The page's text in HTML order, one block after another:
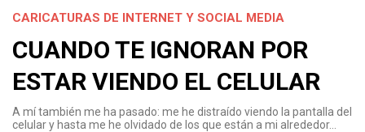
CARICATURAS DE INTERNET Y SOCIAL MEDIA
CUANDO TE IGNORAN POR
ESTAR VIENDO EL CELULAR
A mí también me ha pasado: me he distraído viendo la pantalla del
celular y hasta me he olvidado de los que están a mi alrededor…